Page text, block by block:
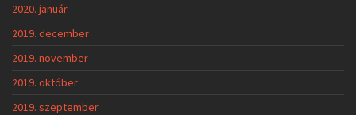
2020. január
2019. december
2019. november
2019. október
2019. szeptember